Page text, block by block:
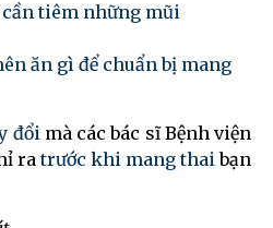
tiêm những mũi
ăn gì để chuẩn bị mang
đổimà các bác sĩ Bệnh viện
ratrước khi mang thaibạn